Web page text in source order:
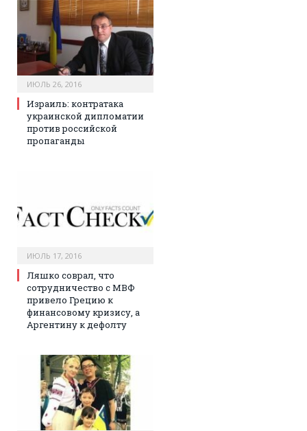
ИЮЛЬ 26, 2016
Израиль: контратака
украинской дипломатии
против российской
пропаганды
ИЮЛЬ 17, 2016
Ляшко соврал, что
сотрудничество с МВФ
привело Грецию к
финансовому кризису, а
Аргентину к дефолту